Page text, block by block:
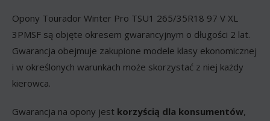
Opony Tourador Winter Pro TSU1 265/35R18 97 V XL
3PMSF są objęte okresem gwarancyjnym o długości 2 lat.
Gwarancja obejmuje zakupione modele klasy ekonomicznej
i w określonych warunkach może skorzystać z niej każdy
kierowca.
Gwarancja na opony jest korzyścią dla konsumentów,